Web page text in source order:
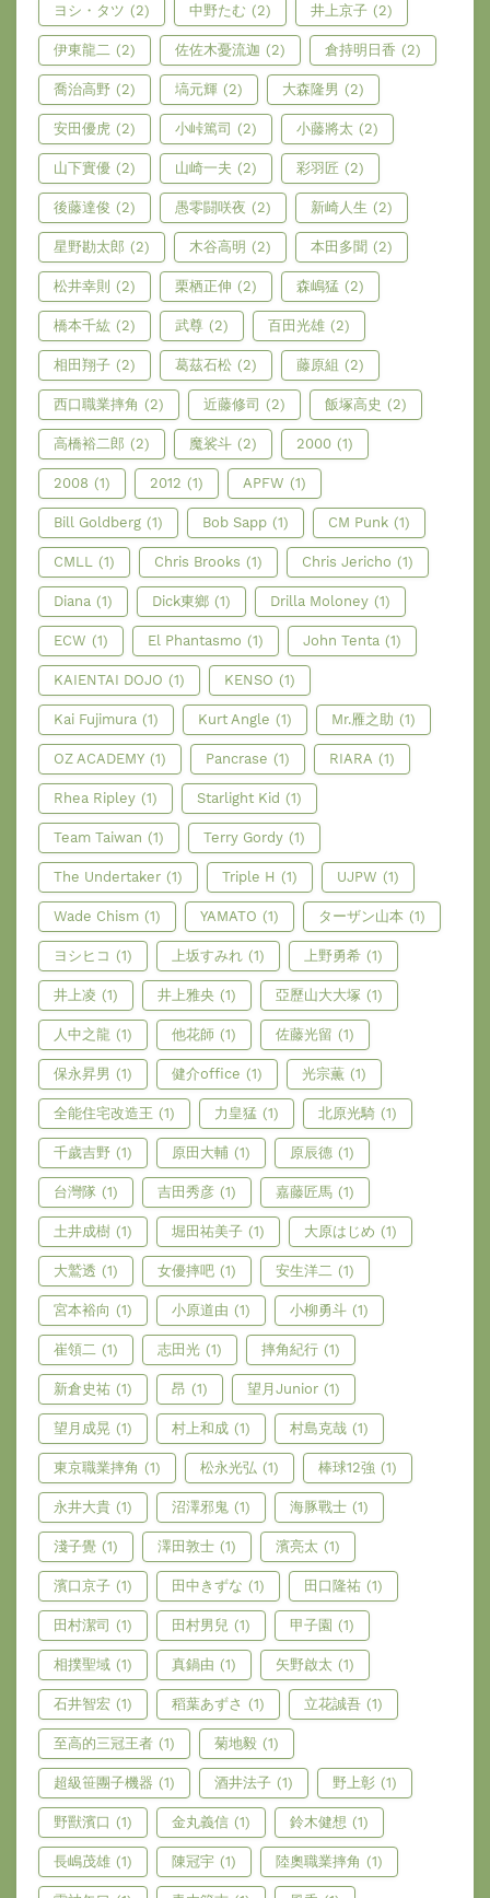
ヨシ・タツ (2) 中野たむ (2) 井上京子 (2)
伊東龍二 (2) 佐佐木憂流迦 (2) 倉持明日香 (2)
喬治高野 (2) 塙元輝 (2) 大森隆男 (2)
安田優虎 (2) 小峠篤司 (2) 小藤將太 (2)
山下實優 (2) 山崎一夫 (2) 彩羽匠 (2)
後藤達俊 (2) 愚零闘咲夜 (2) 新崎人生 (2)
星野勘太郎 (2) 木谷高明 (2) 本田多聞 (2)
松井幸則 (2) 栗栖正伸 (2) 森嶋猛 (2)
橋本千紘 (2) 武尊 (2) 百田光雄 (2)
相田翔子 (2) 葛茲石松 (2) 藤原組 (2)
西口職業摔角 (2) 近藤修司 (2) 飯塚高史 (2)
高橋裕二郎 (2) 魔裟斗 (2) 2000 (1)
2008 (1) 2012 (1) APFW (1)
Bill Goldberg (1) Bob Sapp (1) CM Punk (1)
CMLL (1) Chris Brooks (1) Chris Jericho (1)
Diana (1) Dick東鄉 (1) Drilla Moloney (1)
ECW (1) El Phantasmo (1) John Tenta (1)
KAIENTAI DOJO (1) KENSO (1)
Kai Fujimura (1) Kurt Angle (1) Mr.雁之助 (1)
OZ ACADEMY (1) Pancrase (1) RIARA (1)
Rhea Ripley (1) Starlight Kid (1)
Team Taiwan (1) Terry Gordy (1)
The Undertaker (1) Triple H (1) UJPW (1)
Wade Chism (1) YAMATO (1) ターザン山本 (1)
ヨシヒコ (1) 上坂すみれ (1) 上野勇希 (1)
井上凌 (1) 井上雅央 (1) 亞歷山大大塚 (1)
人中之龍 (1) 他花師 (1) 佐藤光留 (1)
保永昇男 (1) 健介office (1) 光宗薫 (1)
全能住宅改造王 (1) 力皇猛 (1) 北原光騎 (1)
千歲吉野 (1) 原田大輔 (1) 原辰德 (1)
台灣隊 (1) 吉田秀彦 (1) 嘉藤匠馬 (1)
土井成樹 (1) 堀田祐美子 (1) 大原はじめ (1)
大鷲透 (1) 女優摔吧 (1) 安生洋二 (1)
宮本裕向 (1) 小原道由 (1) 小柳勇斗 (1)
崔領二 (1) 志田光 (1) 摔角紀行 (1)
新倉史祐 (1) 昂 (1) 望月Junior (1)
望月成晃 (1) 村上和成 (1) 村島克哉 (1)
東京職業摔角 (1) 松永光弘 (1) 棒球12強 (1)
永井大貴 (1) 沼澤邪鬼 (1) 海豚戰士 (1)
淺子覺 (1) 澤田敦士 (1) 濱亮太 (1)
濱口京子 (1) 田中きずな (1) 田口隆祐 (1)
田村潔司 (1) 田村男兒 (1) 甲子園 (1)
相撲聖域 (1) 真鍋由 (1) 矢野啟太 (1)
石井智宏 (1) 稻葉あずさ (1) 立花誠吾 (1)
至高的三冠王者 (1) 菊地毅 (1)
超級笹團子機器 (1) 酒井法子 (1) 野上彰 (1)
野獸濱口 (1) 金丸義信 (1) 鈴木健想 (1)
長嶋茂雄 (1) 陳冠宇 (1) 陸奧職業摔角 (1)